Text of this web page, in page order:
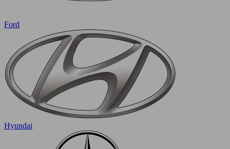
Ford
Hyundai